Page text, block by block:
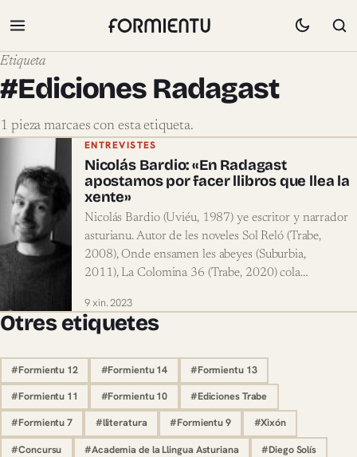
Etiqueta
#Ediciones Radagast
1 pieza marcaes con esta etiqueta.
Pieces marcaes con #Ediciones
ENTREVISTES
Nicolás Bardio: «En Radagast
apostamos por facer llibros que llea la
xente»
Nicolás Bardio (Uviéu, 1987) ye escritor y narrador
asturianu. Autor de les noveles Sol Reló (Trabe,
2008), Onde ensamen les abeyes (Suburbia,
2011), La Colomina 36 (Trabe, 2020) cola…
9 xin. 2023
Otres etiquetes
#Formientu 12 #Formientu 14 #Formientu 13
#Formientu 11 #Formientu 10 #Ediciones Trabe
#Formientu 7 #lliteratura #Formientu 9 #Xixón
#Concursu #Academia de la Llingua Asturiana #Diego Solís